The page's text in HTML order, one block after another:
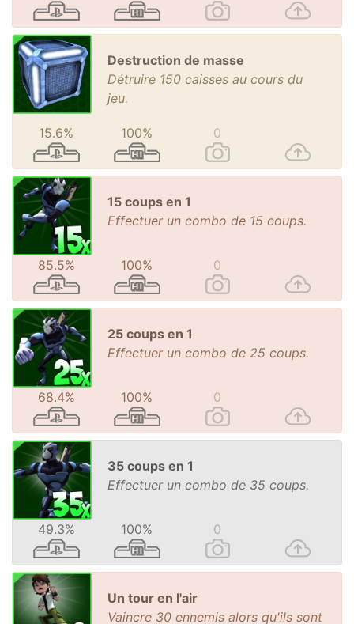
Destruction de masse
Détruire 150 caisses au cours du
jeu.
15.6% 100% 0
15 coups en 1
Effectuer un combo de 15 coups.
85.5% 100% 0
25 coups en 1
Effectuer un combo de 25 coups.
68.4% 100% 0
35 coups en 1
Effectuer un combo de 35 coups.
49.3% 100% 0
Un tour en l'air
Vaincre 30 ennemis alors qu'ils sont